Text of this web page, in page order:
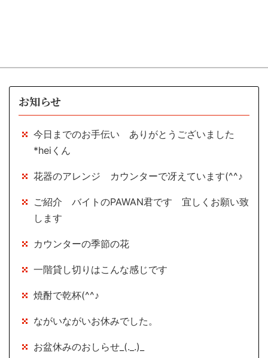
お知らせ
今日までのお手伝い ありがとうございました
*heiくん
花器のアレンジ カウンターで冴えています(^^♪
ご紹介 バイトのPAWAN君です 宜しくお願い致
します
カウンターの季節の花
一階貸し切りはこんな感じです
焼酎で乾杯(^^♪
ながいながいお休みでした。
お盆休みのおしらせ_(._.)_